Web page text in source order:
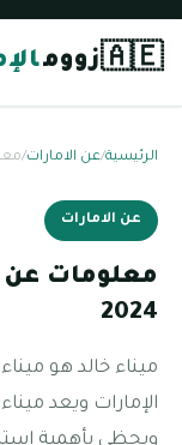
🇦🇪زووم
الرئيسية/عن الامارات/
عن الامارات
معلومات عن
2024
ميناء خالد هو
الإمارات ويعد
ويحظى بأهمية